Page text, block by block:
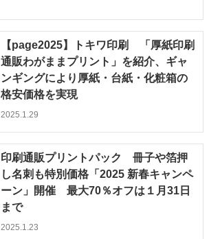
【page2025】トキワ印刷 「厚紙印刷
通販わがままプリント」を紹介、ギャ
ンギングにより厚紙・台紙・化粧箱の
格安価格を実現
2025.1.29
印刷通販プリントパック 冊子や箔押
し名刺も特別価格「2025 新春キャンペ
ーン」開催 最大70％オフは１月31日
まで
2025.1.23